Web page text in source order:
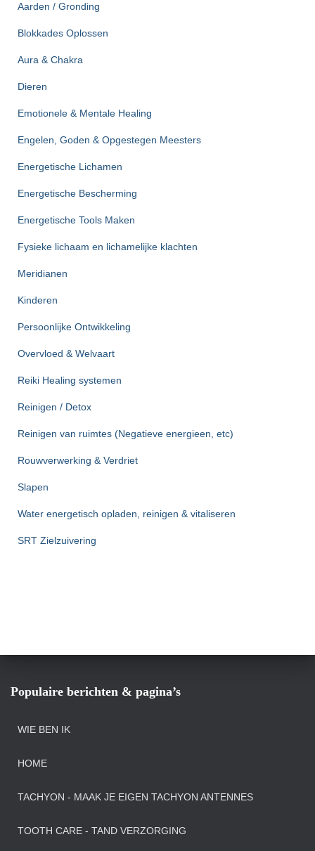
Aarden / Gronding
Blokkades Oplossen
Aura & Chakra
Dieren
Emotionele & Mentale Healing
Engelen, Goden & Opgestegen Meesters
Energetische Lichamen
Energetische Bescherming
Energetische Tools Maken
Fysieke lichaam en lichamelijke klachten
Meridianen
Kinderen
Persoonlijke Ontwikkeling
Overvloed & Welvaart
Reiki Healing systemen
Reinigen / Detox
Reinigen van ruimtes (Negatieve energieen, etc)
Rouwverwerking & Verdriet
Slapen
Water energetisch opladen, reinigen & vitaliseren
SRT Zielzuivering
Populaire berichten & pagina’s
WIE BEN IK
HOME
TACHYON - MAAK JE EIGEN TACHYON ANTENNES
TOOTH CARE - TAND VERZORGING